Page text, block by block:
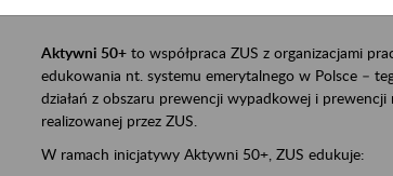
Aktywni 50+to współpraca ZUS z organizacjami
edukowania nt. systemu emerytalnego w Polsce –
działań z obszaru prewencji wypadkowej i
realizowanej przez ZUS.
W ramach inicjatywy Aktywni 50+, ZUS edukuje: